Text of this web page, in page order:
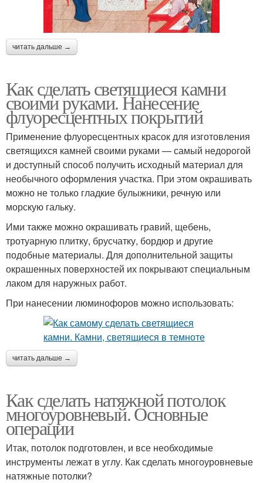
читать дальше →
Как сделать светящиеся камни
своими руками. Нанесение
флуоресцентных покрытий
Применение флуоресцентных красок для изготовления
светящихся камней своими руками — самый недорогой
и доступный способ получить исходный материал для
необычного оформления участка. При этом окрашивать
можно не только гладкие булыжники, речную или
морскую гальку.
Ими также можно окрашивать гравий, щебень,
тротуарную плитку, брусчатку, бордюр и другие
подобные материалы. Для дополнительной защиты
окрашенных поверхностей их покрывают специальным
лаком для наружных работ.
При нанесении люминофоров можно использовать:
читать дальше →
Как сделать натяжной потолок
многоуровневый. Основные
операции
Итак, потолок подготовлен, и все необходимые
инструменты лежат в углу. Как сделать многоуровневые
натяжные потолки?